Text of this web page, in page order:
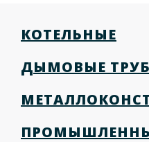
КОТЕЛЬНЫЕ
ДЫМОВЫЕ